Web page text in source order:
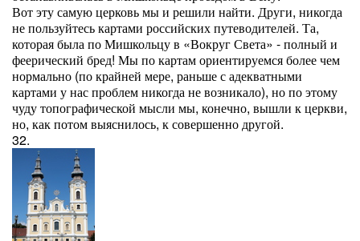
Вот эту самую церковь мы и решили найти. Други, никогда
не пользуйтесь картами российских путеводителей. Та,
которая была по Мишкольцу в «Вокруг Света» - полный и
феерический бред! Мы по картам ориентируемся более чем
нормально (по крайней мере, раньше с адекватными
картами у нас проблем никогда не возникало), но по этому
чуду топографической мысли мы, конечно, вышли к церкви,
но, как потом выяснилось, к совершенно другой.
32.